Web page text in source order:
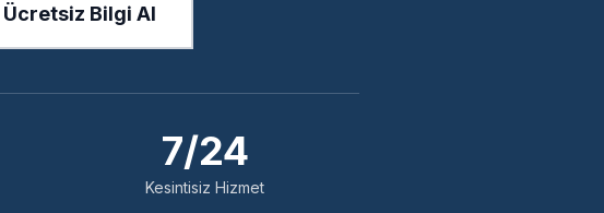
Ücretsiz Bilgi Al
7/24
Kesintisiz Hizmet